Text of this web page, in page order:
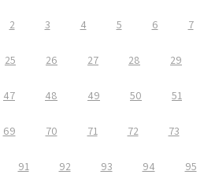
2 3 4 5 6 7
25 26 27 28 29
47 48 49 50 51
69 70 71 72 73
91 92 93 94 95